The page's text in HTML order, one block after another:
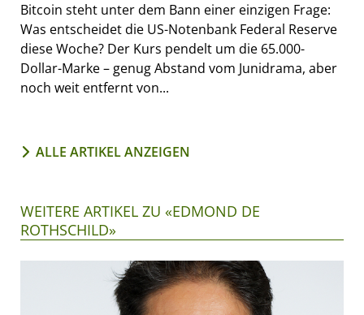
Bitcoin steht unter dem Bann einer einzigen Frage:
Was entscheidet die US-Notenbank Federal Reserve
diese Woche? Der Kurs pendelt um die 65.000-
Dollar-Marke – genug Abstand vom Junidrama, aber
noch weit entfernt von...
ALLE ARTIKEL ANZEIGEN
WEITERE ARTIKEL ZU «EDMOND DE
ROTHSCHILD»